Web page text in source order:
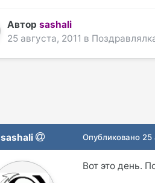
Авторsashali
25 августа, 2011 в
sashali Опубликовано 25
Вот это день.